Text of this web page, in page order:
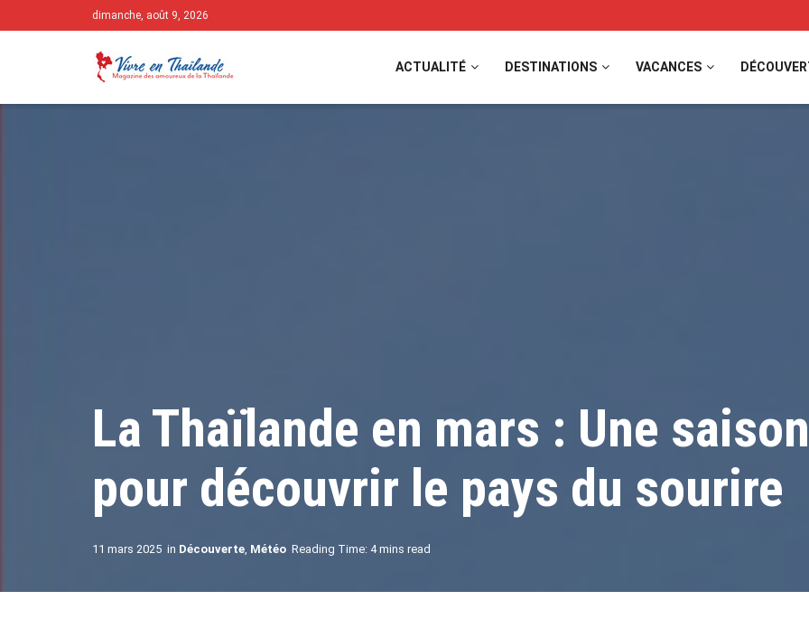
dimanche, août 9, 2026
ACTUALITÉ DESTINATIONS VACANCES
La Thaïlande en mars : Une
pour découvrir le pays du sourire
11 mars 2025 in Découverte, Météo Reading Time: 4 mins read